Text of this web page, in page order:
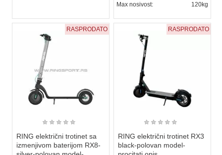
Max nosivost:
120kg
RASPRODATO
★ ★ ★ ★ ★
RING električni trotinet sa
izmenjivom baterijom RX8-
RASPRODATO
★ ★ ★ ★ ★
RING električni trotinet RX3
black-polovan model-